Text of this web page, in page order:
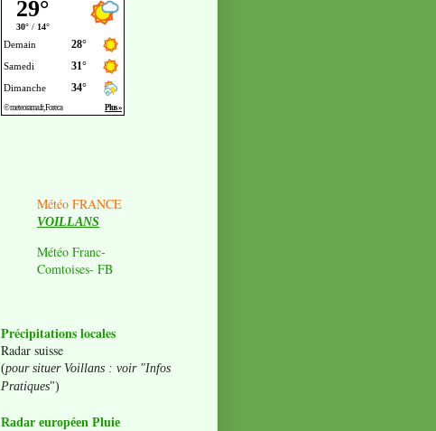
Météo FRANCE
VOILLANS
Météo Franc-
Comtoises- FB
Précipitations locales
Radar suisse
(pour situer Voillans : voir "Infos
Pratiques")
Radar européen Pluie